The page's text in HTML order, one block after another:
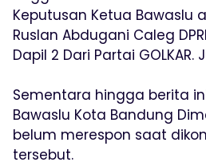
Keputusan Ketua Bawaslu
Ruslan Abdugani Caleg
Dapil 2 Dari Partai
Sementara hingga berita
Bawaslu Kota Bandung
belum merespon saat
tersebut.